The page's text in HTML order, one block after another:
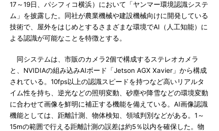
17～19日、パシフィコ横浜）において「ヤンマー環境認識システ
ム」を披露した。同社が農業機械や建設機械向けに開発している
技術で、屋外をはじめとするさまざまな環境でAI（人工知能）に
よる認識が可能なことを特徴とする。
同システムは、市販のカメラ2個で構成するステレオカメラ
と、NVIDIAの組み込みAIボード「Jetson AGX Xavier」から構成
されている。10fps以上の認識スピードを持つなど高いリアルタ
イム性を持ち、逆光などの照明変動、砂塵や降雪などの環境変動
に合わせて画像を鮮明に補正する機能を備えている。AI画像認識
機能としては、距離計測、物体検知、領域判別などがある。1～
15mの範囲で行える距離計測の誤差は約5％以内を確保した。物